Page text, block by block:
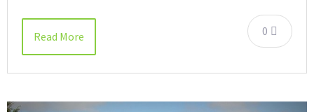
0
Read More